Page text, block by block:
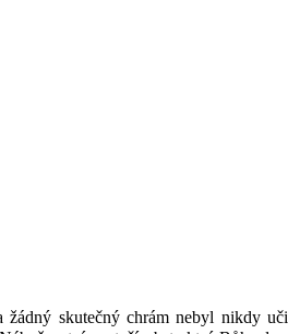
skutečný chrám nebyl nikdy